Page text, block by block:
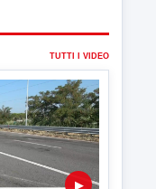
TUTTI I VIDEO